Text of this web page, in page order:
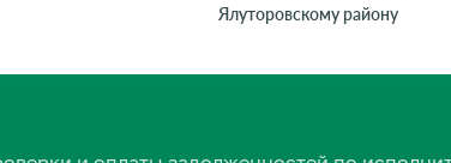
Ялуторовскому району